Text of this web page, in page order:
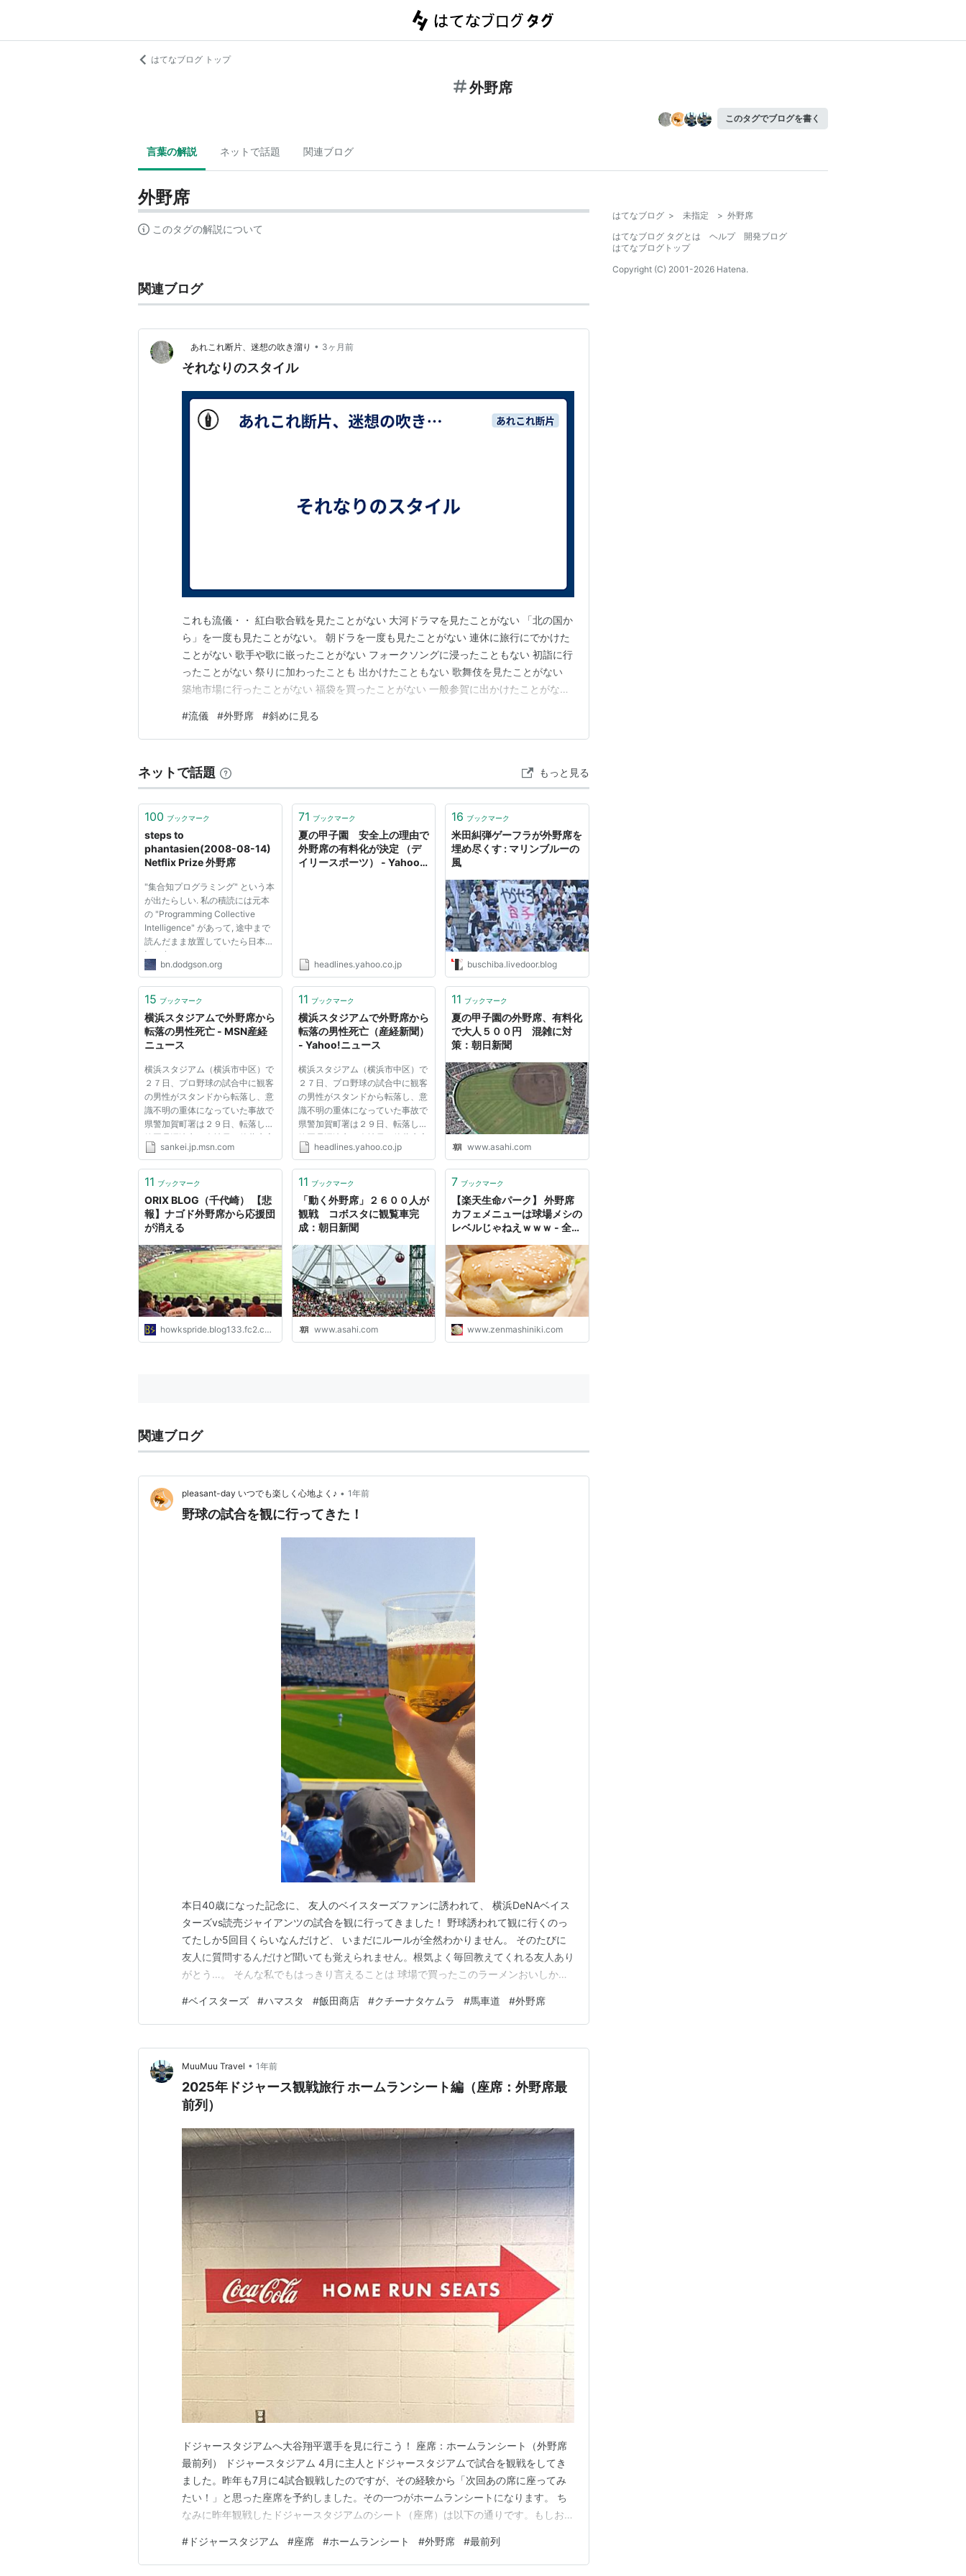
はてなブログ トップ
外野席
このタグでブログを書く
言葉の解説 ネットで話題 関連ブログ
外野席
このタグの解説について
関連ブログ
あれこれ断片、迷想の吹き溜り • 3ヶ月前
それなりのスタイル
これも流儀・・ 紅白歌合戦を見たことがない 大河ドラマを見たことがない 「北の国か
ら」を一度も見たことがない。 朝ドラを一度も見たことがない 連休に旅行にでかけた
ことがない 歌手や歌に嵌ったことがない フォークソングに浸ったこともない 初詣に行
ったことがない 祭りに加わったことも 出かけたこともない 歌舞伎を見たことがない
築地市場に行ったことがない 福袋を買ったことがない 一般参賀に出かけたことがない
な、と思ったことがない 酒がダメで、小料理屋に入ったことがない プロレスに関心が
ない 流行りのイベントに関心を持…
#流儀 #外野席 #斜めに見る
ネットで話題 もっと見る
100 ブックマーク
steps to
phantasien(2008-08-14)
Netflix Prize 外野席
"集合知プログラミング" という本
が出たらしい. 私の積読には元本
の "Programming Collective
Intelligence" があって, 途中まで
読んだまま放置していたら日本語
訳が出てしまった. (オライリーの
アンチパターンと命名.) 悔しいの
続きを読もう.... 興味を持ってい
bn.dodgson.org
71 ブックマーク
夏の甲子園 安全上の理由で
外野席の有料化が決定 （デ
イリースポーツ） - Yahoo!
headlines.yahoo.co.jp
16 ブックマーク
米田糾弾ゲーフラが外野席を
埋め尽くす : マリンブルーの
風
buschiba.livedoor.blog
15 ブックマーク
横浜スタジアムで外野席から
転落の男性死亡 - MSN産経
ニュース
横浜スタジアム（横浜市中区）で
２７日、プロ野球の試合中に観客
の男性がスタンドから転落し、意
識不明の重体になっていた事故で
県警加賀町署は２９日、転落した
静岡県沼津市の会社員、後藤康彦
さん（３６）が死亡したと発表し
２７日午後８時４０分ごろ、横浜
sankei.jp.msn.com
11 ブックマーク
横浜スタジアムで外野席から
転落の男性死亡（産経新聞）
- Yahoo!ニュース
横浜スタジアム（横浜市中区）で
２７日、プロ野球の試合中に観客
の男性がスタンドから転落し、意
識不明の重体になっていた事故で
県警加賀町署は２９日、転落した
静岡県沼津市の会社員、後藤康彦
さん（３６）が死亡したと発表し
２７日午後８時４０分ごろ、横浜
headlines.yahoo.co.jp
11 ブックマーク
夏の甲子園の外野席、有料化
で大人５００円 混雑に対
策：朝日新聞
www.asahi.com
11 ブックマーク
ORIX BLOG（千代崎） 【悲
報】ナゴド外野席から応援団
が消える
howkspride.blog133.fc2.com
11 ブックマーク
「動く外野席」２６００人が
観戦 コボスタに観覧車完
成：朝日新聞
www.asahi.com
7 ブックマーク
【楽天生命パーク】 外野席
カフェメニューは球場メシの
レベルじゃねえｗｗｗ - 全マ
www.zenmashiniki.com
関連ブログ
pleasant-day いつでも楽しく心地よく♪ • 1年前
野球の試合を観に行ってきた！
本日40歳になった記念に、 友人のベイスターズファンに誘われて、 横浜DeNAベイス
ターズvs読売ジャイアンツの試合を観に行ってきました！ 野球誘われて観に行くのっ
てたしか5回目くらいなんだけど、 いまだにルールが全然わかりません。 そのたびに
友人に質問するんだけど聞いても覚えられません。根気よく毎回教えてくれる友人あり
がとう…。 そんな私でもはっきり言えることは 球場で買ったこのラーメンおいしかっ
がら片手間に食べるような味じゃない。しっかり向き合って味わうべきラーメンでし
た。 海苔の風味もベーコンのジューシーさも…
#ベイスターズ #ハマスタ #飯田商店 #クチーナタケムラ #馬車道 #外野席
MuuMuu Travel • 1年前
2025年ドジャース観戦旅行 ホームランシート編（座席：外野席最
前列）
ドジャースタジアムへ大谷翔平選手を見に行こう！ 座席：ホームランシート（外野席
最前列） ドジャースタジアム 4月に主人とドジャースタジアムで試合を観戦をしてき
ました。昨年も7月に4試合観戦したのですが、その経験から「次回あの席に座ってみ
たい！」と思った座席を予約しました。その一つがホームランシートになります。 ち
なみに昨年観戦したドジャースタジアムのシート（座席）は以下の通りです。もしお暇
ドボックスMVP(1階内野席） ③ダグアウトクラブの最前列(バックネット裏) ④Bank
of Americaスイートレベル(…
# ドジャースタジアム #座席 #ホームランシート #外野席 #最前列
はてなブログ > 未指定 > 外野席
はてなブログ タグとは
ヘルプ
開発ブログ
はてなブログトップ
Copyright (C) 2001-2026 Hatena.